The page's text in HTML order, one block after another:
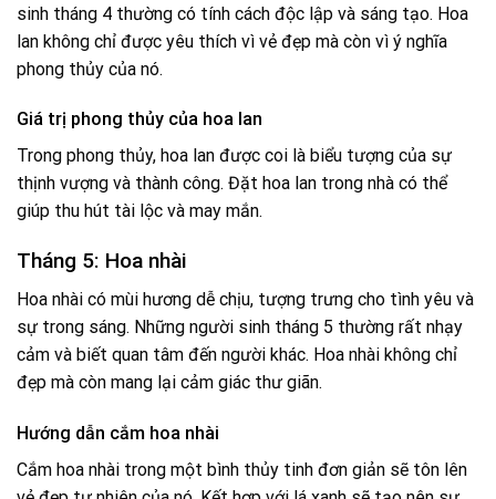
sinh tháng 4 thường có tính cách độc lập và sáng tạo. Hoa
lan không chỉ được yêu thích vì vẻ đẹp mà còn vì ý nghĩa
phong thủy của nó.
Giá trị phong thủy của hoa lan
Trong phong thủy, hoa lan được coi là biểu tượng của sự
thịnh vượng và thành công. Đặt hoa lan trong nhà có thể
giúp thu hút tài lộc và may mắn.
Tháng 5: Hoa nhài
Hoa nhài có mùi hương dễ chịu, tượng trưng cho tình yêu và
sự trong sáng. Những người sinh tháng 5 thường rất nhạy
cảm và biết quan tâm đến người khác. Hoa nhài không chỉ
đẹp mà còn mang lại cảm giác thư giãn.
Hướng dẫn cắm hoa nhài
Cắm hoa nhài trong một bình thủy tinh đơn giản sẽ tôn lên